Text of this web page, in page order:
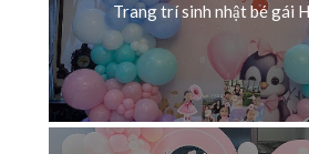
Trang trí sinh nhật bé gái